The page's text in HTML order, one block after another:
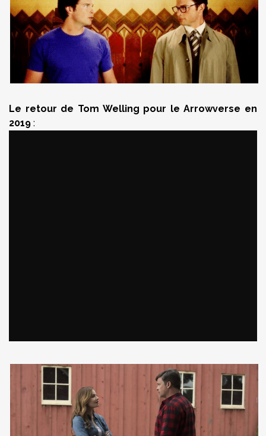
Le retour de Tom Welling pour le Arrowverse en
2019 :